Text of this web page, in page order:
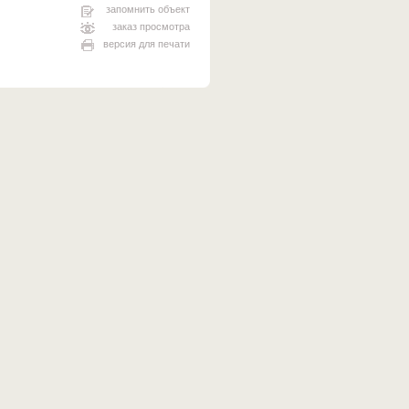
запомнить объект
заказ просмотра
версия для печати